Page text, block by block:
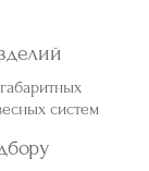
систем